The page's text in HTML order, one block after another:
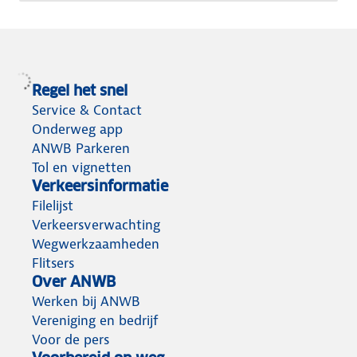
Regel het snel
Service & Contact
Onderweg app
ANWB Parkeren
Tol en vignetten
Verkeersinformatie
Filelijst
Verkeersverwachting
Wegwerkzaamheden
Flitsers
Over ANWB
Werken bij ANWB
Vereniging en bedrijf
Voor de pers